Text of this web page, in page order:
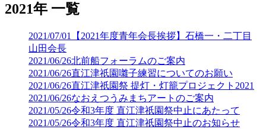
2021年 一覧
2021/07/01
【2021年度青年会長挨拶】石橋一・二丁目
山田会長
2021/06/26北前船フォーラムのご案内
2021/06/26直江津祇園囃子練習についてのお願い
2021/06/26直江津祇園祭 提灯・灯籠プロジェクト2021
2021/06/26なおえつうみまちアートのご案内
2021/05/26令和3年度 直江津祇園祭中止にあたって
2021/05/26令和3年度 直江津祇園祭中止のお知らせ